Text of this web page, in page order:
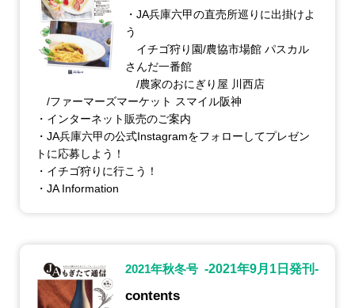
・JA兵庫六甲の直売所巡りに出掛けよ
う
イチゴ狩り園/農協市場館 パスカル
さんだ一番館
/農家のおにぎり屋 川西店
/ファーマーズマーケット スマイル阪神
・インターネット販売のご案内
・JA兵庫六甲の公式Instagramをフォローしてプレゼン
トに応募しよう！
・イチゴ狩りに行こう！
・JA Information
2021年秋冬号 -2021年9月1日発刊-
contents